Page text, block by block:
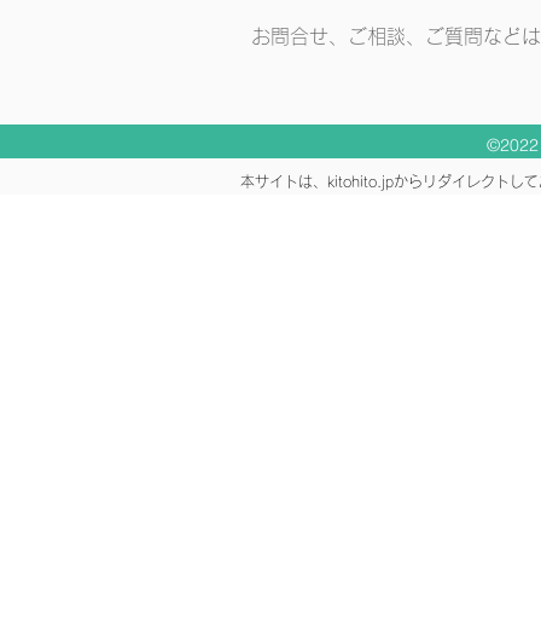
お問合せ、ご相談、ご質問など
©2022
本サイトは、kitohito.jpからリダイレクトし